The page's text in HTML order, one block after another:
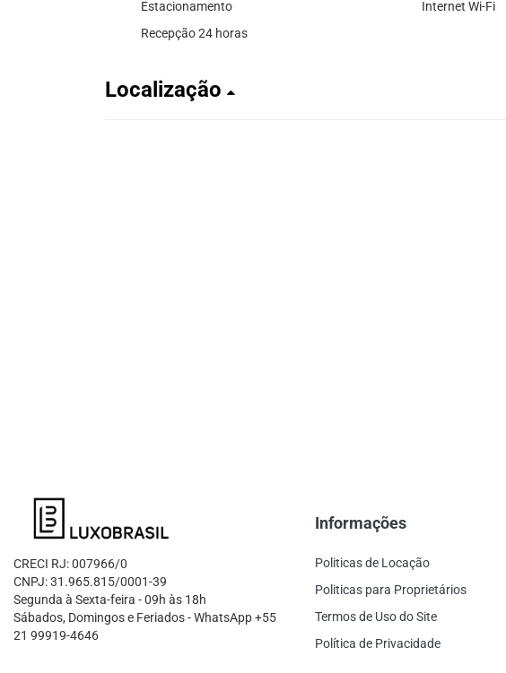
Estacionamento
Internet Wi-Fi
Recepção 24 horas
Localização
CRECI RJ: 007966/0
CNPJ: 31.965.815/0001-39
Segunda à Sexta-feira - 09h às 18h
Sábados, Domingos e Feriados - WhatsApp +55
21 99919-4646
Informações
Politicas de Locação
Politicas para Proprietários
Termos de Uso do Site
Política de Privacidade